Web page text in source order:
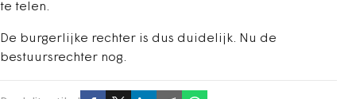
te telen.
De burgerlijke rechter is dus duidelijk. Nu de
bestuursrechter nog.